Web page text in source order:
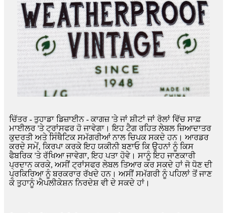
ਚਿੱਤਰ - ਤੁਹਾਡਾ ਡਿਜ਼ਾਈਨ - ਕਾਗਜ਼ 'ਤੇ ਜਾਂ ਸ਼ੀਟਾਂ ਜਾਂ ਰੋਲਾਂ ਵਿੱਚ ਸਾਫ਼
ਮਾਈਲਰ 'ਤੇ ਟ੍ਰਾਂਸਫਰ ਹੋ ਜਾਵੇਗਾ। ਇਹ ਟੈਗ ਰਹਿਤ ਲੇਬਲ ਜ਼ਿਆਦਾਤਰ
ਕੁਦਰਤੀ ਅਤੇ ਸਿੰਥੈਟਿਕ ਸਮੱਗਰੀਆਂ ਨਾਲ ਚਿਪਕ ਸਕਦੇ ਹਨ। ਆਰਡਰ
ਕਰਦੇ ਸਮੇਂ, ਕਿਰਪਾ ਕਰਕੇ ਇਹ ਯਕੀਨੀ ਬਣਾਓ ਕਿ ਉਹਨਾਂ ਨੂੰ ਕਿਸ
ਫੈਬਰਿਕ 'ਤੇ ਰੱਖਿਆ ਜਾਵੇਗਾ, ਇਹ ਪਤਾ ਹੋਵੇ। ਸਾਨੂੰ ਇਹ ਜਾਣਕਾਰੀ
ਪ੍ਰਦਾਨ ਕਰਕੇ, ਅਸੀਂ ਟ੍ਰਾਂਸਫਰ ਲੇਬਲ ਤਿਆਰ ਕਰ ਸਕਦੇ ਹਾਂ ਜੋ ਧੋਣ ਦੀ
ਪ੍ਰਕਿਰਿਆ ਨੂੰ ਬਰਕਰਾਰ ਰੱਖਦੇ ਹਨ। ਅਸੀਂ ਸਮੱਗਰੀ ਨੂੰ ਪਹਿਲਾਂ ਤੋਂ ਜਾਣ
ਕੇ ਤੁਹਾਨੂੰ ਐਪਲੀਕੇਸ਼ਨ ਨਿਰਦੇਸ਼ ਵੀ ਦੇ ਸਕਦੇ ਹਾਂ।